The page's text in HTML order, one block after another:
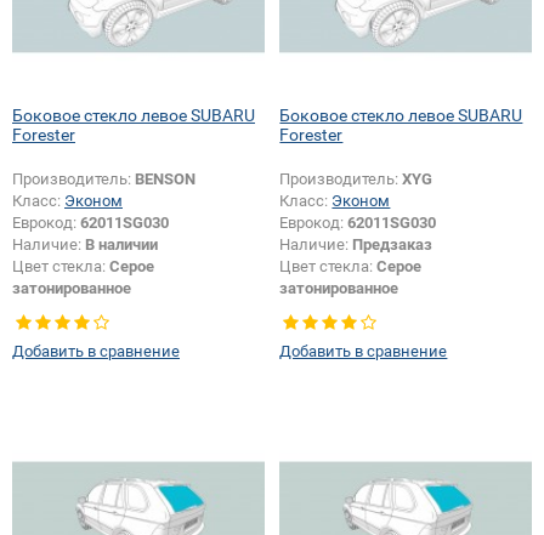
Боковое стекло левое SUBARU
Forester
Производитель: BENSON
Класс: Эконом
Еврокод: 62011SG030
Наличие: В наличии
Цвет стекла: Серое
затонированное
Тип стекла:Боковое стекло левое
Добавить в сравнение
Боковое стекло левое SUBARU
Forester
Производитель:XYG
Класс: Эконом
Еврокод:62011SG030
Наличие: Предзаказ
Цвет стекла:Серое
затонированное
Тип стекла:Боковое стекло левое
Добавить в сравнение